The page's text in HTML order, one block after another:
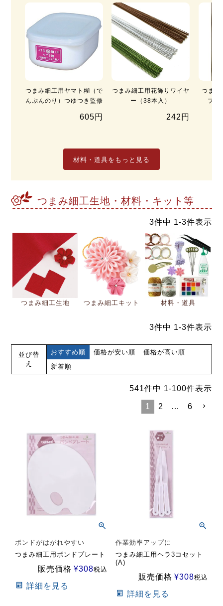
つまみ細工用ヤマト糊（で
んぷんのり）つゆつき監修
605円
つまみ細工用花飾りワイヤ
ー（38本入）
242円
つまみ
プ）
材料・道具をもっと見る
つまみ細工生地・材料・キット等
3件中 1-3件表示
つまみ細工生地 つまみ細工キット 材料・道具
3件中 1-3件表示
並び替
え
おすすめ順 価格が安い順
価格が高い順
新着順
541件中 1-100件表示
1 2 … 6
ボンドがはがれやすい
つまみ細工用ボンドプレート
販売価格 ¥308税込
詳細を見る
作業効率アップに
つまみ細工用ヘラ3コセット
(A)
販売価格 ¥308税込
詳細を見る